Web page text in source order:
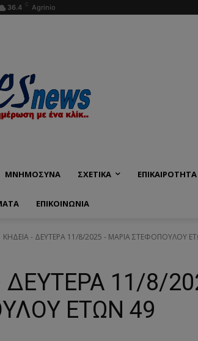
36.4 C Agrinio
ΜΝΗΜΟΣΥΝΑ ΣΧΕΤΙΚΑ ΕΠΙΚΑΙΡΟΤΗΤΑ
ΕΠΙΚΟΙΝΩΝΊΑ
ΚΗΔΕΙΑ - ΔΕΥΤΕΡΑ 11/8/2025 - ΜΑΡΙΑ ΣΤΕΦΟΠΟΥΛΟΥ
ΔΕΥΤΕΡΑ 11/8/
ΕΤΩΝ 49